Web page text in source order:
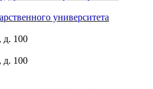
университета
д. 100
д. 100